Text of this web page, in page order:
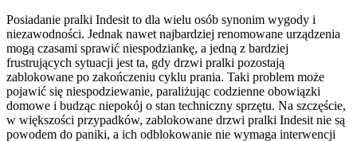
Posiadanie pralki Indesit to dla wielu osób synonim wygody i
niezawodności. Jednak nawet najbardziej renomowane urządzenia
mogą czasami sprawić niespodziankę, a jedną z bardziej
frustrujących sytuacji jest ta, gdy drzwi pralki pozostają
zablokowane po zakończeniu cyklu prania. Taki problem może
pojawić się niespodziewanie, paraliżując codzienne obowiązki
domowe i budząc niepokój o stan techniczny sprzętu. Na szczęście,
w większości przypadków, zablokowane drzwi pralki Indesit nie są
powodem do paniki, a ich odblokowanie nie wymaga interwencji